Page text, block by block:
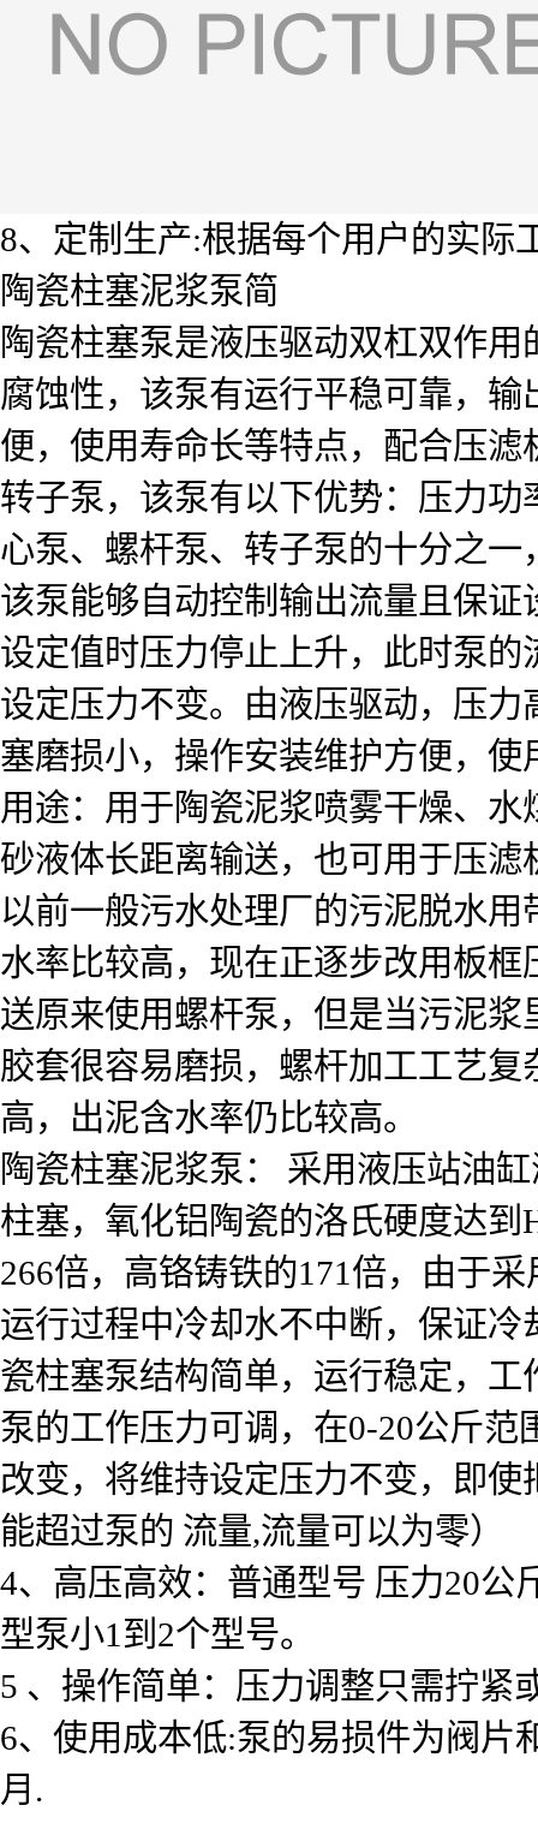
8、定制生产:根据每个用户的实际
陶瓷柱塞泥浆泵简
陶瓷柱塞泵是液压驱动双杠双作
腐蚀性，该泵有运行平稳可靠，
便，使用寿命长等特点，配合压
转子泵，该泵有以下优势：压力
心泵、螺杆泵、转子泵的十分之
该泵能够自动控制输出流量且保
设定值时压力停止上升，此时泵
设定压力不变。由液压驱动，压
塞磨损小，操作安装维护方便，使
用途：用于陶瓷泥浆喷雾干燥、
砂液体长距离输送，也可用于压滤
以前一般污水处理厂的污泥脱水
水率比较高，现在正逐步改用板
送原来使用螺杆泵，但是当污泥
胶套很容易磨损，螺杆加工工艺
高，出泥含水率仍比较高。
陶瓷柱塞泥浆泵： 采用液压站油
柱塞，氧化铝陶瓷的洛氏硬度达
266倍，高铬铸铁的171倍，由于
运行过程中冷却水不中断，保证
瓷柱塞泵结构简单，运行稳定，工
泵的工作压力可调，在0-20公斤
改变，将维持设定压力不变，
能超过泵的 流量,流量可以为零）
4、高压高效：普通型号 压力20公
型泵小1到2个型号。
5 、操作简单：压力调整只需拧紧
6、使用成本低:泵的易损件为阀片
月.